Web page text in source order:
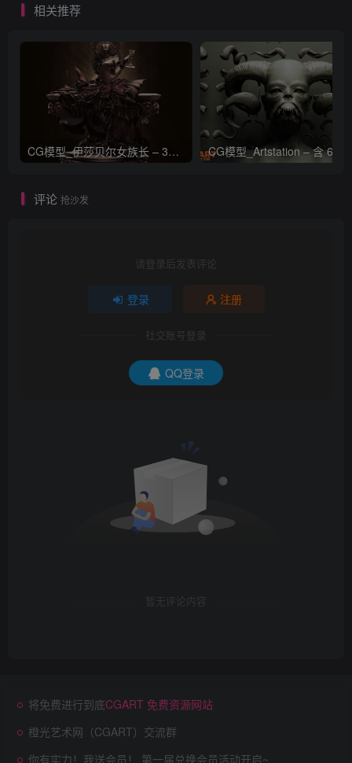
相关推荐
CG模型_伊莎贝尔女族长 – 3D 模型_CGART_模型下载
评论 抢沙发
请登录后发表评论
登录 注册
社交账号登录
QQ登录
暂无评论内容
将免费进行到底CGART 免费资源网站
橙光艺术网（CGART）交流群
你有实力！我送会员！ 第一届兑换会员活动开启~